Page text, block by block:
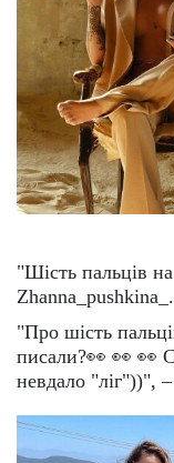
"Шість пальців
Zhanna_pushkina_.
"Про шість
писали?👀 👀 👀
невдало "ліг"))",